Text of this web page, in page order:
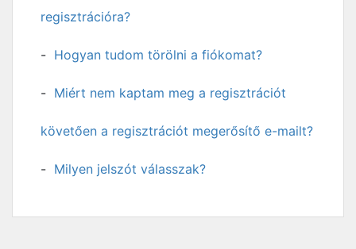
regisztrációra?
Hogyan tudom törölni a fiókomat?
Miért nem kaptam meg a regisztrációt
követően a regisztrációt megerősítő e-mailt?
Milyen jelszót válasszak?